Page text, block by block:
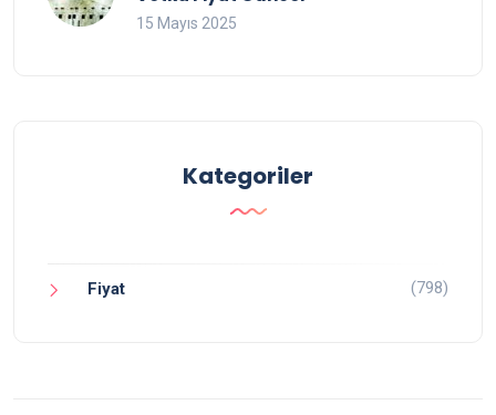
15 Mayıs 2025
Kategoriler
Fiyat (798)